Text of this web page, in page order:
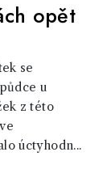
opět
se
u
z této
úctyhodn...